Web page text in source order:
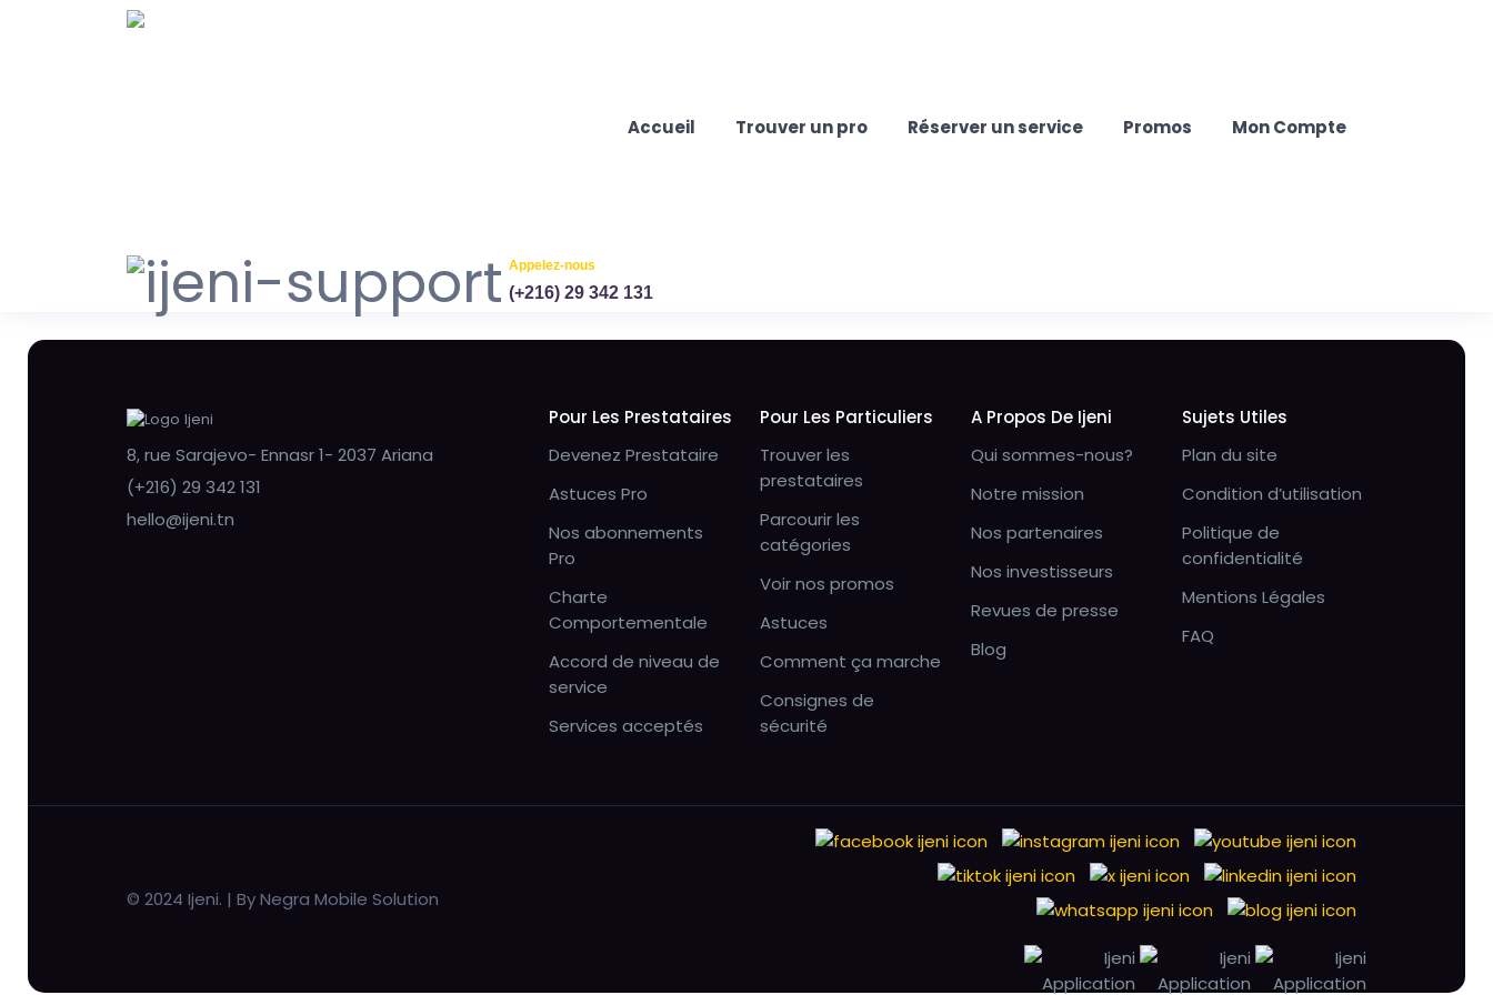
Accueil Trouver un pro Réserver un service Promos Mon Compte
Appelez-nous
(+216) 29 342 131
8, rue Sarajevo- Ennasr 1- 2037 Ariana
(+216) 29 342 131
hello@ijeni.tn
Pour Les Prestataires
Devenez Prestataire
Astuces Pro
Nos abonnements
Pro
Charte
Comportementale
Accord de niveau de
service
Services acceptés
Pour Les Particuliers
Trouver les
prestataires
Parcourir les
catégories
Voir nos promos
Astuces
Comment ça marche
Consignes de
sécurité
A Propos De Ijeni
Qui sommes-nous?
Notre mission
Nos partenaires
Nos investisseurs
Revues de presse
Blog
Sujets Utiles
Plan du site
Condition d’utilisation
Politique de
confidentialité
Mentions Légales
FAQ
© 2024 Ijeni. | By Negra Mobile Solution